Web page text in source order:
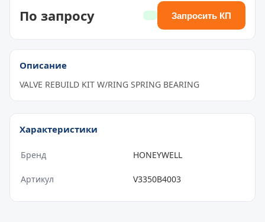
По запросу Запросить КП
Описание
VALVE REBUILD KIT W/RING SPRING BEARING
Характеристики
Бренд HONEYWELL
Артикул V3350B4003